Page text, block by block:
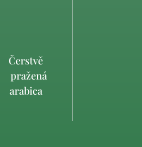
Čerstvě
pražená
arabica